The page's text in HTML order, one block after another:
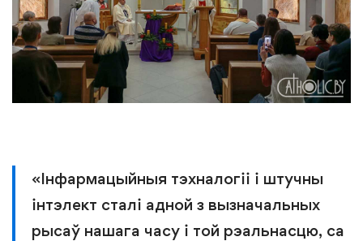
«Інфармацыйныя тэхналогіі і штучны
інтэлект сталі адной з вызначальных
рысаў нашага часу і той рэальнасцю, са